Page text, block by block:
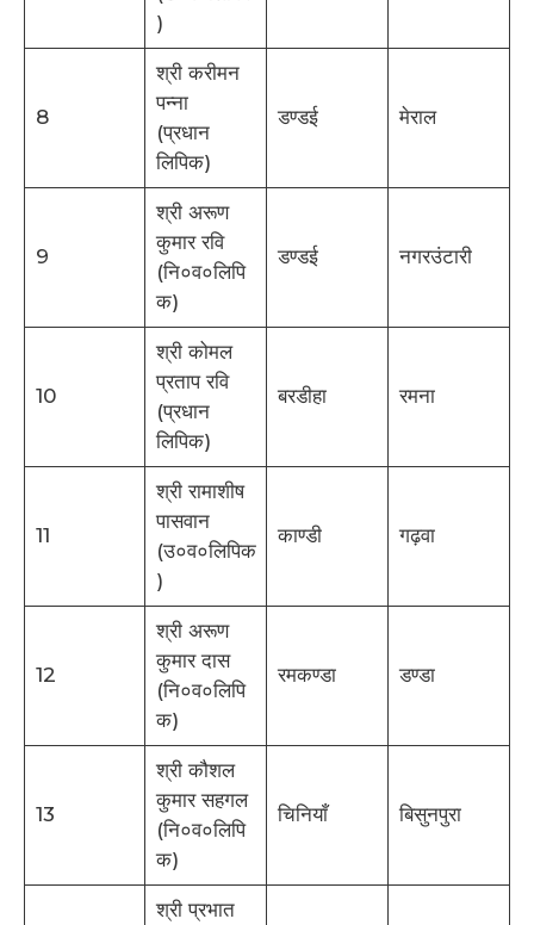
)
8
श्री करीमन
पन्ना
(प्रधान
लिपिक)
डण्डई मेराल
9
श्री अरूण
कुमार रवि
(नि०व०लिपि
क)
डण्डई नगरउंटारी
10
श्री कोमल
प्रताप रवि
(प्रधान
लिपिक)
बरडीहा रमना
11
श्री रामाशीष
पासवान
(उ०व०लिपिक
)
काण्डी गढ़वा
12
श्री अरूण
कुमार दास
(नि०व०लिपि
क)
रमकण्डा डण्डा
13
श्री कौशल
कुमार सहगल
(नि०व०लिपि
क)
चिनियाँ बिसुनपुरा
श्री प्रभात